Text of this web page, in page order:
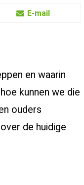
E-mail
en waarin
kunnen we die
ouders
de huidige